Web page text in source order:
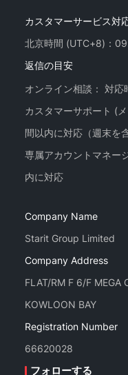
カスタマーサービス対
北京時間 (UTC+8)：
返信の目安
オンライン相談： 対応
カスタマーサポート (
間以内に対応（週末を
専属アカウントマネー
Company Name
Starit Group Limited
Company Address
FLAT/RM F 6/F MEGA
KOWLOON BAY
Registration Number
66620028
フォローする